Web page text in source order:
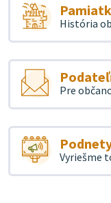
História
Pre
Vyriešme